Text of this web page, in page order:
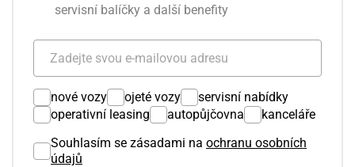
servisní balíčky a další benefity
nové vozy ojeté vozy
servisní nabídky
operativní leasing
autopůjčovna
kanceláře
Souhlasím se zásadami na ochranu osobních
údajů